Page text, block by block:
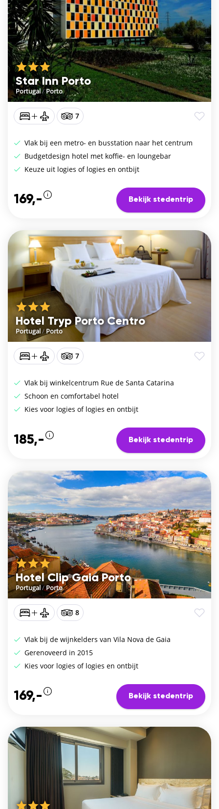
Star Inn Porto
Portugal/Porto
7
Vlak bij een metro- en busstation naar het centrum
Budgetdesign hotel met koffie- en loungebar
Keuze uit logies of logies en ontbijt
169,- Bekijk stedentrip
Hotel Tryp Porto Centro
Portugal/Porto
7
Vlak bij winkelcentrum Rue de Santa Catarina
Schoon en comfortabel hotel
Kies voor logies of logies en ontbijt
185,- Bekijk stedentrip
Hotel Clip Gaia Porto
Portugal/Porto
8
Vlak bij de wijnkelders van Vila Nova de Gaia
Gerenoveerd in 2015
Kies voor logies of logies en ontbijt
169,- Bekijk stedentrip